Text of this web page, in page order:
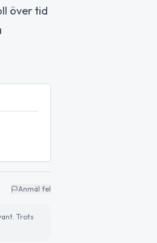
över tid
Anmäl fel
Trots